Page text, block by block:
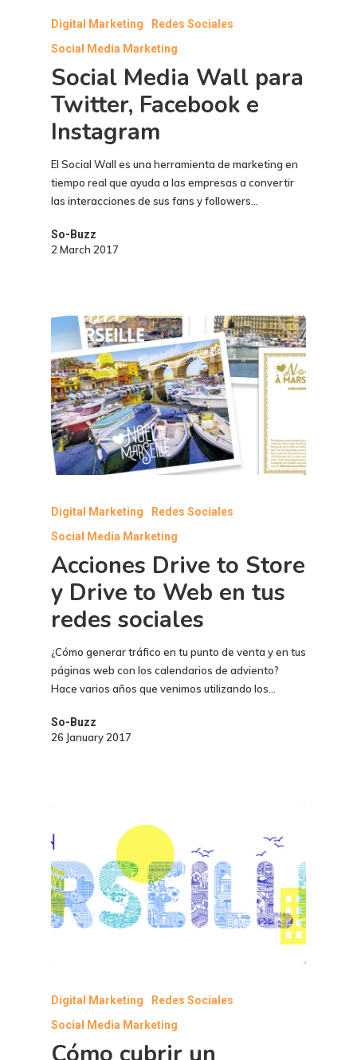
Digital Marketing
Redes Sociales
Social Media Marketing
Social Media Wall para
Twitter, Facebook e
Instagram
El Social Wall es una herramienta de marketing en
tiempo real que ayuda a las empresas a convertir
las interacciones de sus fans y followers…
So-Buzz
2 March 2017
Digital Marketing
Redes Sociales
Social Media Marketing
Acciones Drive to Store
y Drive to Web en tus
redes sociales
¿Cómo generar tráfico en tu punto de venta y en tus
páginas web con los calendarios de adviento?
Hace varios años que venimos utilizando los…
So-Buzz
26 January 2017
Digital Marketing
Redes Sociales
Social Media Marketing
Cómo cubrir un